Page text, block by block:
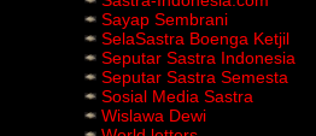
Sayap Sembrani
SelaSastra Boenga Ketjil
Seputar Sastra Indonesia
Seputar Sastra Semesta
Sosial Media Sastra
Wislawa Dewi